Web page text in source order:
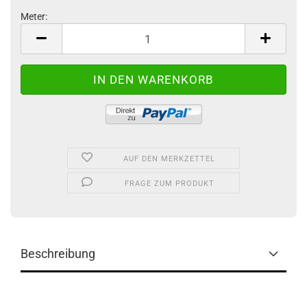
Meter:
AUF DEN MERKZETTEL
FRAGE ZUM PRODUKT
Beschreibung